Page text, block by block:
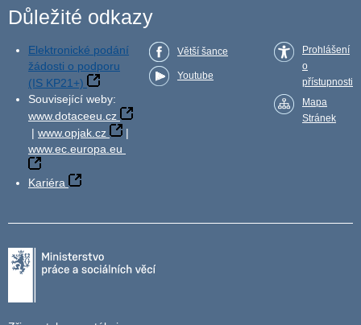
Důležité odkazy
Elektronické podání
žádosti o podporu
(IS KP21+)
Související weby:
www.dotaceeu.cz
| www.opjak.cz
|
www.ec.europa.eu
Kariéra
Větší šance
Youtube
Prohlášení
o
přístupnosti
Mapa
Stránek